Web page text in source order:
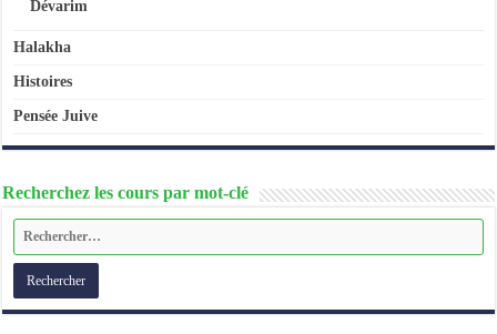
Dévarim
Halakha
Histoires
Pensée Juive
Recherchez les cours par mot-clé